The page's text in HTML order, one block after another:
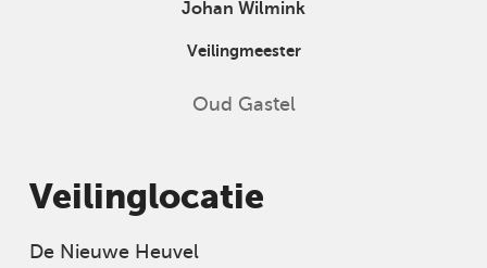
Johan Wilmink
Veilingmeester
Oud Gastel
Veilinglocatie
De Nieuwe Heuvel